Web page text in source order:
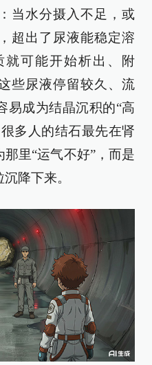
当水分摄入不足，或
超出了尿液能稳定溶
可能开始析出、附
些尿液停留较久、流
易成为结晶沉积的“高
多人的结石最先在肾
里“运气不好”，而是
降下来。